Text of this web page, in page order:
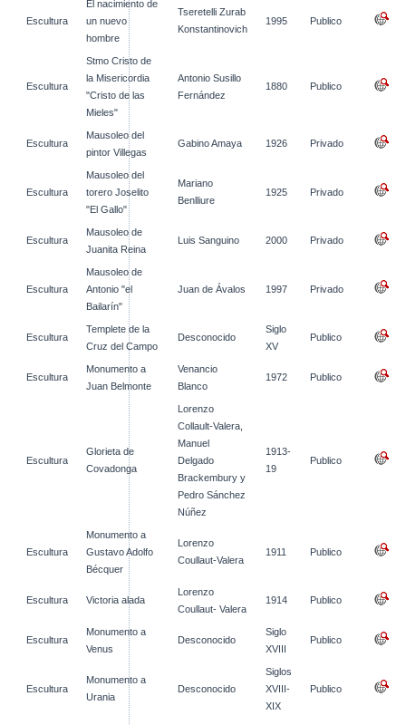
Escultura
El nacimiento de
un nuevo
hombre
Tseretelli Zurab
Konstantinovich
1995 Publico
Escultura
Stmo Cristo de
la Misericordia
"Cristo de las
Mieles"
Antonio Susillo
Fernández
1880 Publico
Escultura
Mausoleo del
pintor Villegas
Gabino Amaya 1926 Privado
Escultura
Mausoleo del
torero Joselito
"El Gallo"
Mariano
Benlliure
1925 Privado
Escultura
Mausoleo de
Juanita Reina
Luis Sanguino 2000 Privado
Escultura
Mausoleo de
Antonio "el
Bailarín"
Juan de Ávalos 1997 Privado
Escultura
Templete de la
Cruz del Campo
Desconocido
Siglo
XV
Publico
Escultura
Monumento a
Juan Belmonte
Venancio
Blanco
1972 Publico
Escultura
Glorieta de
Covadonga
Lorenzo
Collault-Valera,
Manuel
Delgado
Brackembury y
Pedro Sánchez
Núñez
1913-
19
Publico
Escultura
Monumento a
Gustavo Adolfo
Bécquer
Lorenzo
Coullaut-Valera
1911 Publico
Escultura Victoria alada
Lorenzo
Coullaut- Valera
1914 Publico
Escultura
Monumento a
Venus
Desconocido
Siglo
XVIII
Publico
Escultura
Monumento a
Urania
Desconocido
Siglos
XVIII-
XIX
Publico